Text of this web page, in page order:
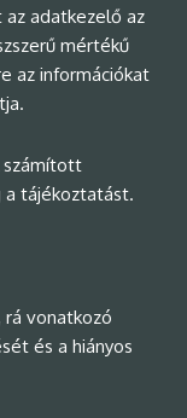
adatkezelő az
mértékű
az információkat
számított
tájékoztatást.
vonatkozó
és a hiányos